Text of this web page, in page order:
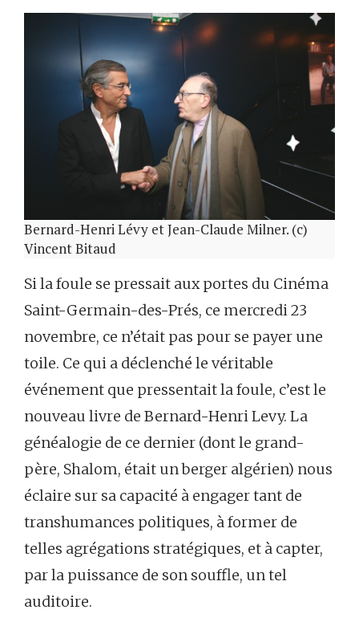
Bernard-Henri Lévy et Jean-Claude Milner. (c)
Vincent Bitaud
Si la foule se pressait aux portes du Cinéma
Saint-Germain-des-Prés, ce mercredi 23
novembre, ce n’était pas pour se payer une
toile. Ce qui a déclenché le véritable
événement que pressentait la foule, c’est le
nouveau livre de Bernard-Henri Levy. La
généalogie de ce dernier (dont le grand-
père, Shalom, était un berger algérien) nous
éclaire sur sa capacité à engager tant de
transhumances politiques, à former de
telles agrégations stratégiques, et à capter,
par la puissance de son souffle, un tel
auditoire.